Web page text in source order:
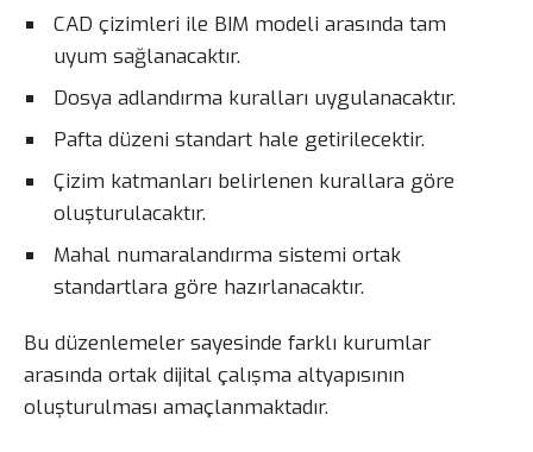
CAD çizimleri ile BIM modeli arasında tam
uyum sağlanacaktır.
Dosya adlandırma kuralları uygulanacaktır.
Pafta düzeni standart hale getirilecektir.
Çizim katmanları belirlenen kurallara göre
oluşturulacaktır.
Mahal numaralandırma sistemi ortak
standartlara göre hazırlanacaktır.
Bu düzenlemeler sayesinde farklı kurumlar
arasında ortak dijital çalışma altyapısının
oluşturulması amaçlanmaktadır.